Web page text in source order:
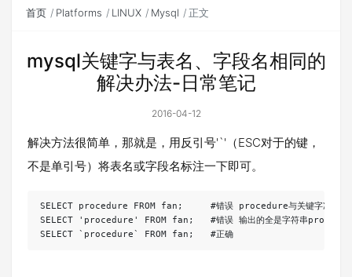
首页 Platforms LINUX Mysql 正文
mysql关键字与表名、字段名相同的
解决办法-日常笔记
2016-04-12
解决方法很简单，那就是，用反引号'`'（ESC对于的键，
不是单引号）将表名或字段名标注一下即可。
SELECT procedure FROM fan;     #错误 procedure与关键字冲突
SELECT 'procedure' FROM fan;   #错误 输出的全是字符串